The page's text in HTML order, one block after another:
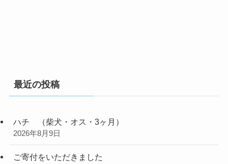
最近の投稿
ハチ （柴犬・オス・3ヶ月）
2026年8月9日
ご寄付をいただきました